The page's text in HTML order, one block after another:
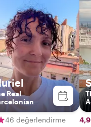
Real
46 değerlendirme 4,9